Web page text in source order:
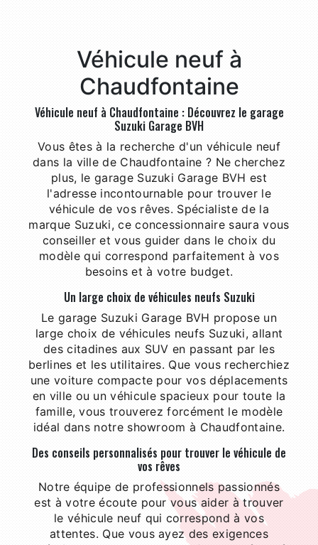
Véhicule neuf à
Chaudfontaine
Véhicule neuf à Chaudfontaine : Découvrez le garage
Suzuki Garage BVH
Vous êtes à la recherche d'un véhicule neuf
dans la ville de Chaudfontaine ? Ne cherchez
plus, le garage Suzuki Garage BVH est
l'adresse incontournable pour trouver le
véhicule de vos rêves. Spécialiste de la
marque Suzuki, ce concessionnaire saura vous
conseiller et vous guider dans le choix du
modèle qui correspond parfaitement à vos
besoins et à votre budget.
Un large choix de véhicules neufs Suzuki
Le garage Suzuki Garage BVH propose un
large choix de véhicules neufs Suzuki, allant
des citadines aux SUV en passant par les
berlines et les utilitaires. Que vous recherchiez
une voiture compacte pour vos déplacements
en ville ou un véhicule spacieux pour toute la
famille, vous trouverez forcément le modèle
idéal dans notre showroom à Chaudfontaine.
Des conseils personnalisés pour trouver le véhicule de
vos rêves
Notre équipe de professionnels passionnés
est à votre écoute pour vous aider à trouver
le véhicule neuf qui correspond à vos
attentes. Que vous ayez des exigences